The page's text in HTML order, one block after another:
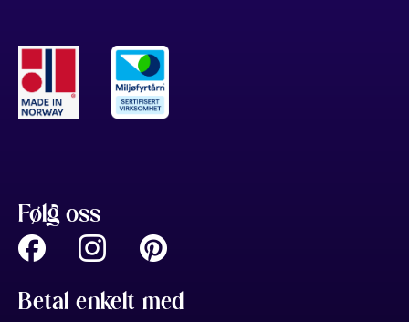
Følg oss
Betal enkelt med